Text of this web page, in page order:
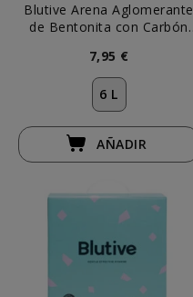
Blutive Arena Aglomerante
de Bentonita con Carbón
7,95 €
6 L
AÑADIR